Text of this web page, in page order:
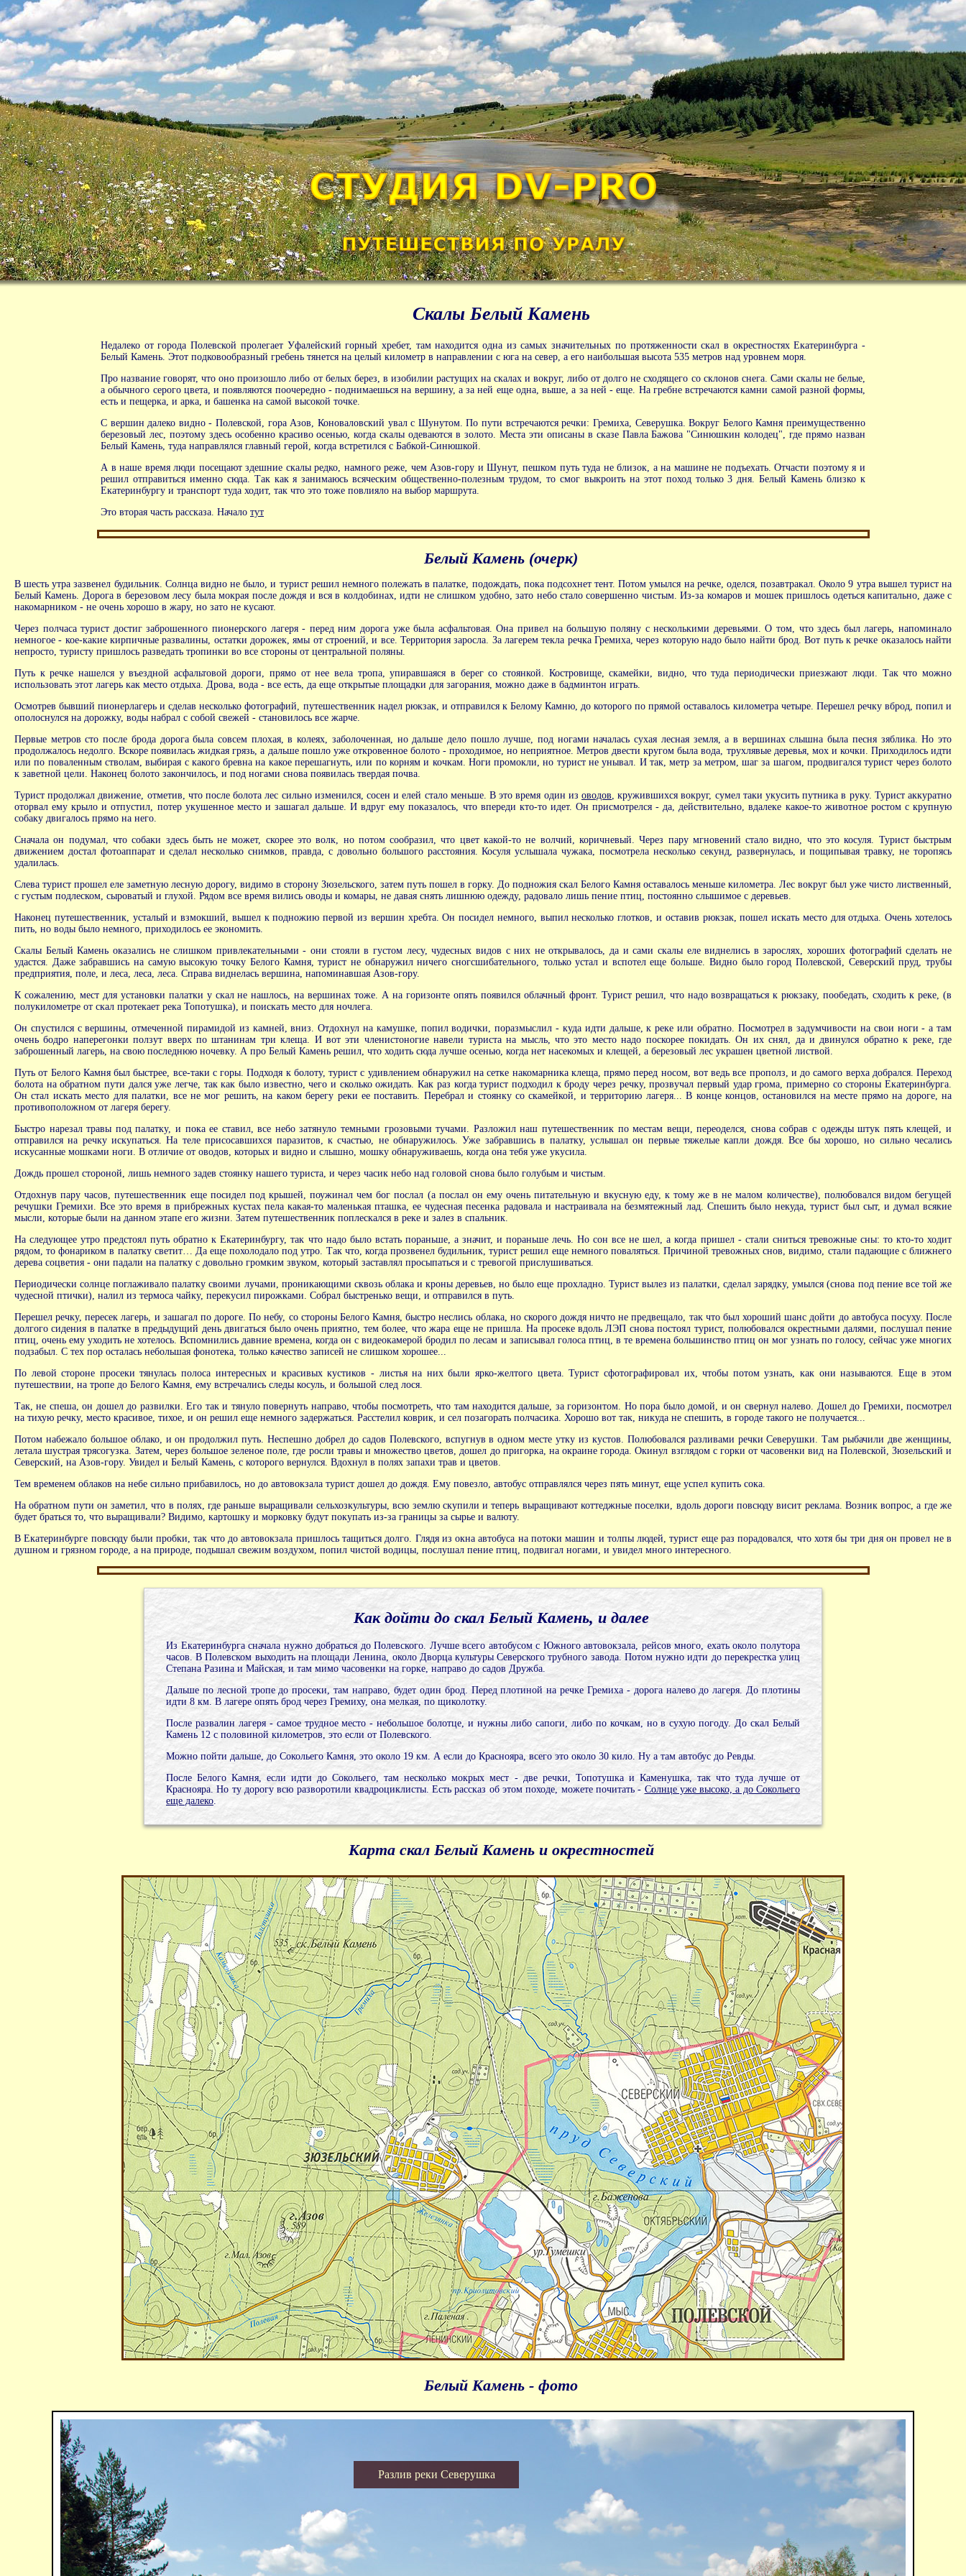
Скалы Белый Камень
Недалеко от города Полевской пролегает Уфалейский горный хребет, там находится одна из самых значительных по протяженности скал в окрестностях Екатеринбурга -
Белый Камень. Этот подковообразный гребень тянется на целый километр в направлении с юга на север, а его наибольшая высота 535 метров над уровнем моря.
Про название говорят, что оно произошло либо от белых берез, в изобилии растущих на скалах и вокруг, либо от долго не сходящего со склонов снега. Сами скалы не белые,
а обычного серого цвета, и появляются поочередно - поднимаешься на вершину, а за ней еще одна, выше, а за ней - еще. На гребне встречаются камни самой разной формы,
есть и пещерка, и арка, и башенка на самой высокой точке.
С вершин далеко видно - Полевской, гора Азов, Коноваловский увал с Шунутом. По пути встречаются речки: Гремиха, Северушка. Вокруг Белого Камня преимущественно
березовый лес, поэтому здесь особенно красиво осенью, когда скалы одеваются в золото. Места эти описаны в сказе Павла Бажова "Синюшкин колодец", где прямо назван
Белый Камень, туда направлялся главный герой, когда встретился с Бабкой-Синюшкой.
А в наше время люди посещают здешние скалы редко, намного реже, чем Азов-гору и Шунут, пешком путь туда не близок, а на машине не подъехать. Отчасти поэтому я и
решил отправиться именно сюда. Так как я занимаюсь всяческим общественно-полезным трудом, то смог выкроить на этот поход только 3 дня. Белый Камень близко к
Екатеринбургу и транспорт туда ходит, так что это тоже повлияло на выбор маршрута.
Это вторая часть рассказа. Начало тут
Белый Камень (очерк)
В шесть утра зазвенел будильник. Солнца видно не было, и турист решил немного полежать в палатке, подождать, пока подсохнет тент. Потом умылся на речке, оделся, позавтракал. Около 9 утра вышел турист на
Белый Камень. Дорога в березовом лесу была мокрая после дождя и вся в колдобинах, идти не слишком удобно, зато небо стало совершенно чистым. Из-за комаров и мошек пришлось одеться капитально, даже с
накомарником - не очень хорошо в жару, но зато не кусают.
Через полчаса турист достиг заброшенного пионерского лагеря - перед ним дорога уже была асфальтовая. Она привел на большую поляну с несколькими деревьями. О том, что здесь был лагерь, напоминало
немногое - кое-какие кирпичные развалины, остатки дорожек, ямы от строений, и все. Территория заросла. За лагерем текла речка Гремиха, через которую надо было найти брод. Вот путь к речке оказалось найти
непросто, туристу пришлось разведать тропинки во все стороны от центральной поляны.
Путь к речке нашелся у въездной асфальтовой дороги, прямо от нее вела тропа, упиравшаяся в берег со стоянкой. Костровище, скамейки, видно, что туда периодически приезжают люди. Так что можно
использовать этот лагерь как место отдыха. Дрова, вода - все есть, да еще открытые площадки для загорания, можно даже в бадминтон играть.
Осмотрев бывший пионерлагерь и сделав несколько фотографий, путешественник надел рюкзак, и отправился к Белому Камню, до которого по прямой оставалось километра четыре. Перешел речку вброд, попил и
ополоснулся на дорожку, воды набрал с собой свежей - становилось все жарче.
Первые метров сто после брода дорога была совсем плохая, в колеях, заболоченная, но дальше дело пошло лучше, под ногами началась сухая лесная земля, а в вершинах слышна была песня зяблика. Но это
продолжалось недолго. Вскоре появилась жидкая грязь, а дальше пошло уже откровенное болото - проходимое, но неприятное. Метров двести кругом была вода, трухлявые деревья, мох и кочки. Приходилось идти
или по поваленным стволам, выбирая с какого бревна на какое перешагнуть, или по корням и кочкам. Ноги промокли, но турист не унывал. И так, метр за метром, шаг за шагом, продвигался турист через болото
к заветной цели. Наконец болото закончилось, и под ногами снова появилась твердая почва.
Турист продолжал движение, отметив, что после болота лес сильно изменился, сосен и елей стало меньше. В это время один из оводов , кружившихся вокруг, сумел таки укусить путника в руку. Турист аккуратно
оторвал ему крыло и отпустил, потер укушенное место и зашагал дальше. И вдруг ему показалось, что впереди кто-то идет. Он присмотрелся - да, действительно, вдалеке какое-то животное ростом с крупную
собаку двигалось прямо на него.
Сначала он подумал, что собаки здесь быть не может, скорее это волк, но потом сообразил, что цвет какой-то не волчий, коричневый. Через пару мгновений стало видно, что это косуля. Турист быстрым
движением достал фотоаппарат и сделал несколько снимков, правда, с довольно большого расстояния. Косуля услышала чужака, посмотрела несколько секунд, развернулась, и пощипывая травку, не торопясь
удалилась.
Слева турист прошел еле заметную лесную дорогу, видимо в сторону Зюзельского, затем путь пошел в горку. До подножия скал Белого Камня оставалось меньше километра. Лес вокруг был уже чисто лиственный,
с густым подлеском, сыроватый и глухой. Рядом все время вились оводы и комары, не давая снять лишнюю одежду, радовало лишь пение птиц, постоянно слышимое с деревьев.
Наконец путешественник, усталый и взмокший, вышел к подножию первой из вершин хребта. Он посидел немного, выпил несколько глотков, и оставив рюкзак, пошел искать место для отдыха. Очень хотелось
пить, но воды было немного, приходилось ее экономить.
Скалы Белый Камень оказались не слишком привлекательными - они стояли в густом лесу, чудесных видов с них не открывалось, да и сами скалы еле виднелись в зарослях, хороших фотографий сделать не
удастся. Даже забравшись на самую высокую точку Белого Камня, турист не обнаружил ничего сногсшибательного, только устал и вспотел еще больше. Видно было город Полевской, Северский пруд, трубы
предприятия, поле, и леса, леса, леса. Справа виднелась вершина, напоминавшая Азов-гору.
К сожалению, мест для установки палатки у скал не нашлось, на вершинах тоже. А на горизонте опять появился облачный фронт. Турист решил, что надо возвращаться к рюкзаку, пообедать, сходить к реке, (в
полукилометре от скал протекает река Топотушка), и поискать место для ночлега.
Он спустился с вершины, отмеченной пирамидой из камней, вниз. Отдохнул на камушке, попил водички, поразмыслил - куда идти дальше, к реке или обратно. Посмотрел в задумчивости на свои ноги - а там
очень бодро наперегонки ползут вверх по штанинам три клеща. И вот эти членистоногие навели туриста на мысль, что это место надо поскорее покидать. Он их снял, да и двинулся обратно к реке, где
заброшенный лагерь, на свою последнюю ночевку. А про Белый Камень решил, что ходить сюда лучше осенью, когда нет насекомых и клещей, а березовый лес украшен цветной листвой.
Путь от Белого Камня был быстрее, все-таки с горы. Подходя к болоту, турист с удивлением обнаружил на сетке накомарника клеща, прямо перед носом, вот ведь все прополз, и до самого верха добрался. Переход
болота на обратном пути дался уже легче, так как было известно, чего и сколько ожидать. Как раз когда турист подходил к броду через речку, прозвучал первый удар грома, примерно со стороны Екатеринбурга.
Он стал искать место для палатки, все не мог решить, на каком берегу реки ее поставить. Перебрал и стоянку со скамейкой, и территорию лагеря... В конце концов, остановился на месте прямо на дороге, на
противоположном от лагеря берегу.
Быстро нарезал травы под палатку, и пока ее ставил, все небо затянуло темными грозовыми тучами. Разложил наш путешественник по местам вещи, переоделся, снова собрав с одежды штук пять клещей, и
отправился на речку искупаться. На теле присосавшихся паразитов, к счастью, не обнаружилось. Уже забравшись в палатку, услышал он первые тяжелые капли дождя. Все бы хорошо, но сильно чесались
искусанные мошками ноги. В отличие от оводов, которых и видно и слышно, мошку обнаруживаешь, когда она тебя уже укусила.
Дождь прошел стороной, лишь немного задев стоянку нашего туриста, и через часик небо над головой снова было голубым и чистым.
Отдохнув пару часов, путешественник еще посидел под крышей, поужинал чем бог послал (а послал он ему очень питательную и вкусную еду, к тому же в не малом количестве), полюбовался видом бегущей
речушки Гремихи. Все это время в прибрежных кустах пела какая-то маленькая пташка, ее чудесная песенка радовала и настраивала на безмятежный лад. Спешить было некуда, турист был сыт, и думал всякие
мысли, которые были на данном этапе его жизни. Затем путешественник поплескался в реке и залез в спальник.
На следующее утро предстоял путь обратно к Екатеринбургу, так что надо было встать пораньше, а значит, и пораньше лечь. Но сон все не шел, а когда пришел - стали сниться тревожные сны: то кто-то ходит
рядом, то фонариком в палатку светит… Да еще похолодало под утро. Так что, когда прозвенел будильник, турист решил еще немного поваляться. Причиной тревожных снов, видимо, стали падающие с ближнего
дерева соцветия - они падали на палатку с довольно громким звуком, который заставлял просыпаться и с тревогой прислушиваться.
Периодически солнце поглаживало палатку своими лучами, проникающими сквозь облака и кроны деревьев, но было еще прохладно. Турист вылез из палатки, сделал зарядку, умылся (снова под пение все той же
чудесной птички), налил из термоса чайку, перекусил пирожками. Собрал быстренько вещи, и отправился в путь.
Перешел речку, пересек лагерь, и зашагал по дороге. По небу, со стороны Белого Камня, быстро неслись облака, но скорого дождя ничто не предвещало, так что был хороший шанс дойти до автобуса посуху. После
долгого сидения в палатке в предыдущий день двигаться было очень приятно, тем более, что жара еще не пришла. На просеке вдоль ЛЭП снова постоял турист, полюбовался окрестными далями, послушал пение
птиц, очень ему уходить не хотелось. Вспомнились давние времена, когда он свидеокамерой бродил по лесам и записывал голоса птиц, в те времена большинство птиц он мог узнать по голосу, сейчас уже многих
подзабыл. С тех пор осталась небольшая фонотека, только качество записей не слишком хорошее...
По левой стороне просеки тянулась полоса интересных и красивых кустиков - листья на них были ярко-желтого цвета. Турист сфотографировал их, чтобы потом узнать, как они называются. Еще в этом
путешествии, на тропе до Белого Камня, ему встречались следы косуль, и большой след лося.
Так, не спеша, он дошел до развилки. Его так и тянуло повернуть направо, чтобы посмотреть, что там находится дальше, за горизонтом. Но пора было домой, и он свернул налево. Дошел до Гремихи, посмотрел
на тихую речку, место красивое, тихое, и он решил еще немного задержаться. Расстелил коврик, и сел позагорать полчасика. Хорошо вот так, никуда не спешить, в городе такого не получается...
Потом набежало большое облако, и он продолжил путь. Неспешно добрел до садов Полевского, вспугнув в одном месте утку из кустов. Полюбовался разливами речки Северушки. Там рыбачили две женщины,
летала шустрая трясогузка. Затем, через большое зеленое поле, где росли травы и множество цветов, дошел до пригорка, на окраине города. Окинул взглядом с горки от часовенки вид на Полевской, Зюзельский и
Северский, на Азов-гору. Увидел и Белый Камень, с которого вернулся. Вдохнул в полях запахи трав и цветов.
Тем временем облаков на небе сильно прибавилось, но до автовокзала турист дошел до дождя. Ему повезло, автобус отправлялся через пять минут, еще успел купить сока.
На обратном пути он заметил, что в полях, где раньше выращивали сельхозкультуры, всю землю скупили и теперь выращивают коттеджные поселки, вдоль дороги повсюду висит реклама. Возник вопрос, а где же
будет браться то, что выращивали? Видимо, картошку и морковку будут покупать из-за границы за сырье и валюту.
В Екатеринбурге повсюду были пробки, так что до автовокзала пришлось тащиться долго. Глядя из окна автобуса на потоки машин и толпы людей, турист еще раз порадовался, что хотя бы три дня он провел не в
душном и грязном городе, а на природе, подышал свежим воздухом, попил чистой водицы, послушал пение птиц, подвигал ногами, и увидел много интересного.
Как дойти до скал Белый Камень, и далее
Из Екатеринбурга сначала нужно добраться до Полевского. Лучше всего автобусом с Южного автовокзала, рейсов много, ехать около полутора
часов. В Полевском выходить на площади Ленина, около Дворца культуры Северского трубного завода. Потом нужно идти до перекрестка улиц
Степана Разина и Майская, и там мимо часовенки на горке, направо до садов Дружба.
Дальше по лесной тропе до просеки, там направо, будет один брод. Перед плотиной на речке Гремиха - дорога налево до лагеря. До плотины
идти 8 км. В лагере опять брод через Гремиху, она мелкая, по щиколотку.
После развалин лагеря - самое трудное место - небольшое болотце, и нужны либо сапоги, либо по кочкам, но в сухую погоду. До скал Белый
Камень 12 с половиной километров, это если от Полевского.
Можно пойти дальше, до Сокольего Камня, это около 19 км. А если до Краснояра, всего это около 30 кило. Ну а там автобус до Ревды.
После Белого Камня, если идти до Сокольего, там несколько мокрых мест - две речки, Топотушка и Каменушка, так что туда лучше от
Краснояра. Но ту дорогу всю разворотили квадроциклисты. Есть рассказ об этом походе, можете почитать - Солнце уже высоко, а до Сокольего
еще далеко.
Карта скал Белый Камень и окрестностей
Белый Камень - фото
Разлив реки Северушка